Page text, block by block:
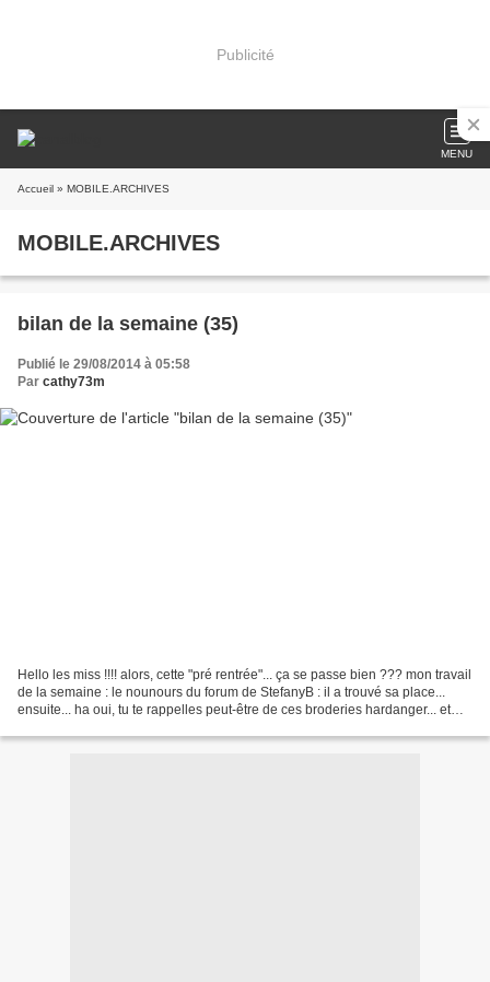
Publicité
MENU
Accueil » MOBILE.ARCHIVES
MOBILE.ARCHIVES
bilan de la semaine (35)
Publié le 29/08/2014 à 05:58
Par cathy73m
Hello les miss !!!! alors, cette "pré rentrée"... ça se passe bien ??? mon travail
de la semaine : le nounours du forum de StefanyB : il a trouvé sa place...
ensuite... ha oui, tu te rappelles peut-être de ces broderies hardanger... et